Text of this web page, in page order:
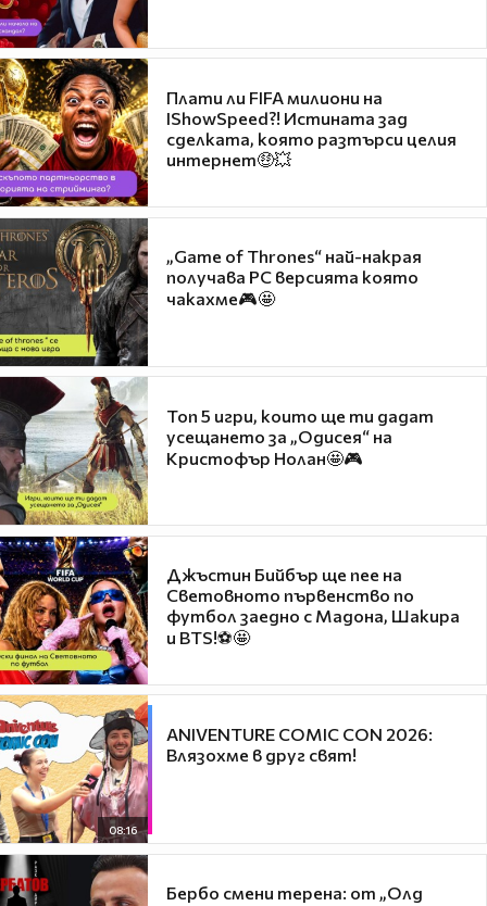
Плати ли FIFA милиони на
IShowSpeed?! Истината зад
сделката, която разтърси целия
интернет🤑💥
„Game of Thrones“ най-накрая
получава PC версията която
чакахме🎮🤩
Топ 5 игри, които ще ти дадат
усещането за „Одисея“ на
Кристофър Нолан🤩🎮
Джъстин Бийбър ще пее на
Световното първенство по
футбол заедно с Мадона, Шакира
и BTS!⚽🤩
08:16
ANIVENTURE COMIC CON 2026:
Влязохме в друг свят!
Бербо смени терена: от „Олд